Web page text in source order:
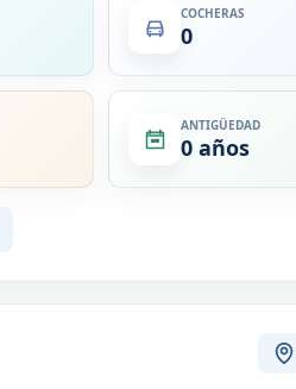
COCHERAS
0
ANTIGÜEDAD
0 años